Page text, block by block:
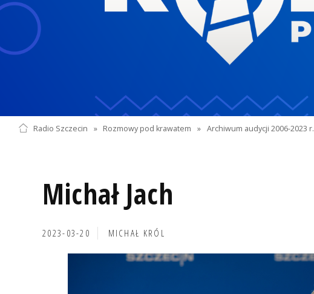
Radio Szczecin » Rozmowy pod krawatem » Archiwum audycji 2006-2023 r.
Michał Jach
2023-03-20 MICHAŁ KRÓL